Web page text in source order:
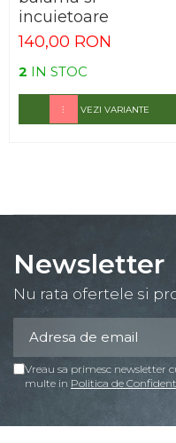
incuietoare
140,00 RON
2 IN STOC
VEZI VARIANTE
Newsletter
Nu rata ofertele si
Vreau sa primesc newsletter
multe in Politica de